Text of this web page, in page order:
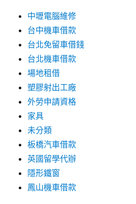
中壢電腦維修
台中機車借款
台北免留車借錢
台北機車借款
場地租借
塑膠射出工廠
外勞申請資格
家具
未分類
板橋汽車借款
英國留學代辦
隱形鐵窗
鳳山機車借款